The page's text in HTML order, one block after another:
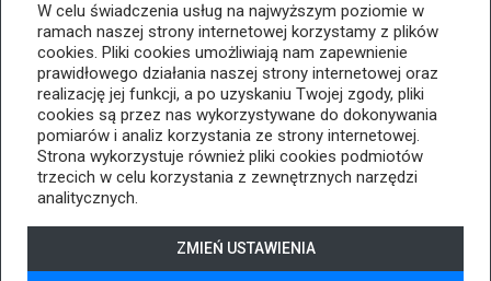
W celu świadczenia usług na najwyższym poziomie w
ramach naszej strony internetowej korzystamy z plików
cookies. Pliki cookies umożliwiają nam zapewnienie
prawidłowego działania naszej strony internetowej oraz
realizację jej funkcji, a po uzyskaniu Twojej zgody, pliki
cookies są przez nas wykorzystywane do dokonywania
pomiarów i analiz korzystania ze strony internetowej.
Strona wykorzystuje również pliki cookies podmiotów
trzecich w celu korzystania z zewnętrznych narzędzi
analitycznych.
ZMIEŃ USTAWIENIA
33 812 25 74
kopernik@cuw.bielsko-biala.pl
ul. Listopadowa 70, 43-300 Bielsko-Biała
Deklaracja dostępności